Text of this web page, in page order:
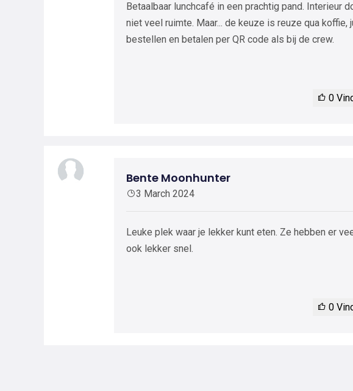
Betaalbaar lunchcafé in een prachtig pand. Interieur
niet veel ruimte. Maar... de keuze is reuze qua koffie,
bestellen en betalen per QR code als bij de crew.
0
Bente Moonhunter
3 March 2024
Leuke plek waar je lekker kunt eten. Ze hebben er
ook lekker snel.
0